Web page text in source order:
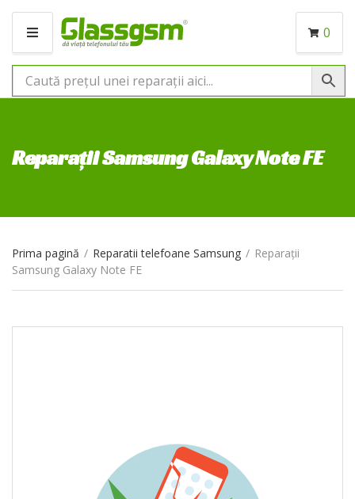
M
N
I
0
Reparații Samsung Galaxy Note FE
Prima pagină / Reparatii telefoane Samsung / Reparații
Samsung Galaxy Note FE